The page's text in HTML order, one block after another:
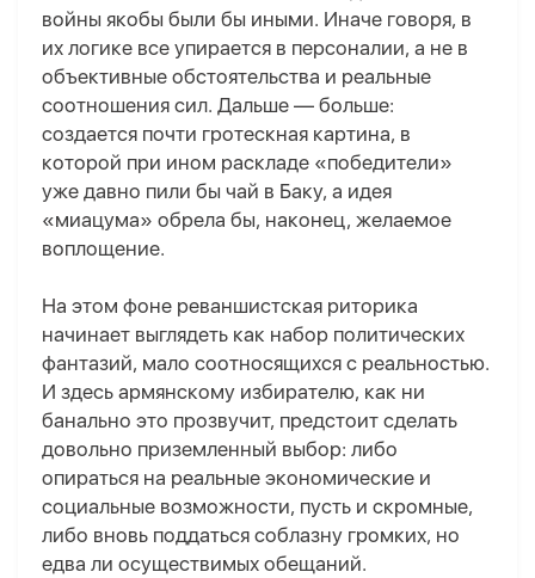
войны якобы были бы иными. Иначе говоря, в
их логике все упирается в персоналии, а не в
объективные обстоятельства и реальные
соотношения сил. Дальше — больше:
создается почти гротескная картина, в
которой при ином раскладе «победители»
уже давно пили бы чай в Баку, а идея
«миацума» обрела бы, наконец, желаемое
воплощение.
На этом фоне реваншистская риторика
начинает выглядеть как набор политических
фантазий, мало соотносящихся с реальностью.
И здесь армянскому избирателю, как ни
банально это прозвучит, предстоит сделать
довольно приземленный выбор: либо
опираться на реальные экономические и
социальные возможности, пусть и скромные,
либо вновь поддаться соблазну громких, но
едва ли осуществимых обещаний.